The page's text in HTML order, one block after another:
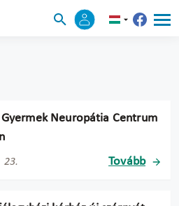
Neuropátia Centrum
23. Tovább